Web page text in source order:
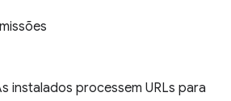
instalados processem URLs para